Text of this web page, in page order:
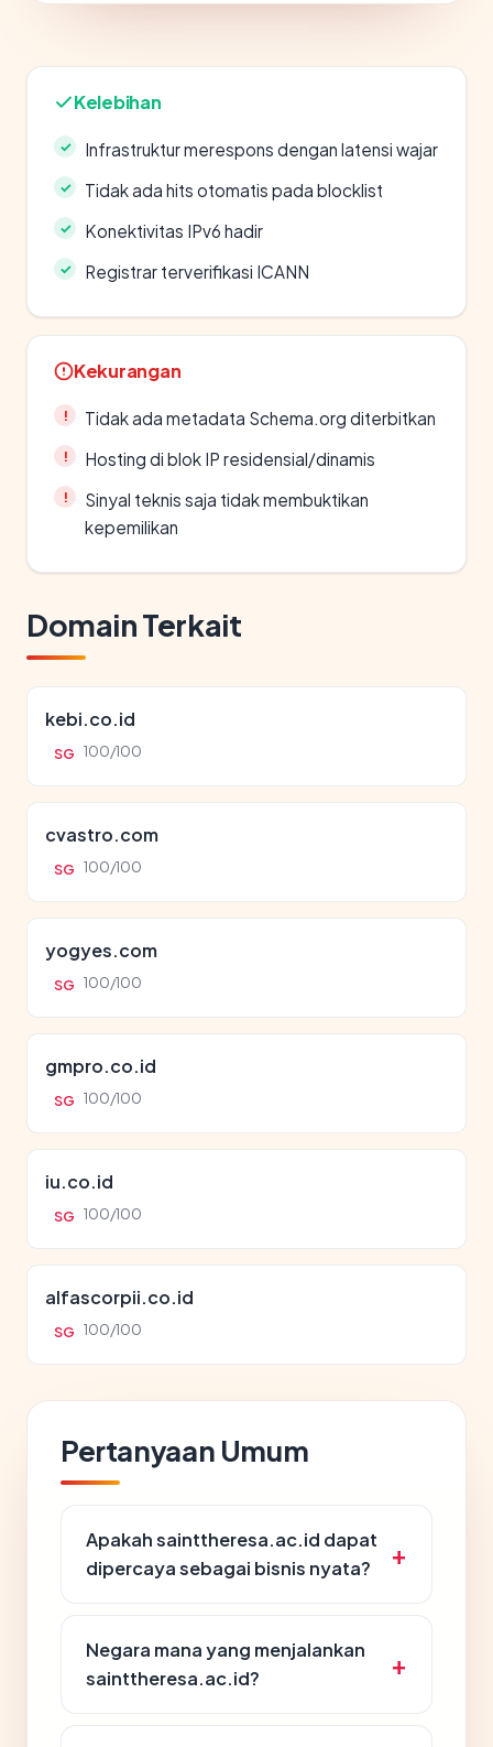
Kelebihan
Infrastruktur merespons dengan latensi wajar
Tidak ada hits otomatis pada blocklist
Konektivitas IPv6 hadir
Registrar terverifikasi ICANN
Kekurangan
Tidak ada metadata Schema.org diterbitkan
Hosting di blok IP residensial/dinamis
Sinyal teknis saja tidak membuktikan
kepemilikan
Domain Terkait
kebi.co.id
SG 100/100
cvastro.com
SG 100/100
yogyes.com
SG 100/100
gmpro.co.id
SG 100/100
iu.co.id
SG 100/100
alfascorpii.co.id
SG 100/100
Pertanyaan Umum
Apakah sainttheresa.ac.id dapat
dipercaya sebagai bisnis nyata?
Negara mana yang menjalankan
sainttheresa.ac.id?